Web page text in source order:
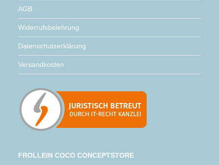
AGB
Widerrufsbelehrung
Datenschutzerklärung
Versandkosten
FROLLEIN COCO CONCEPTSTORE